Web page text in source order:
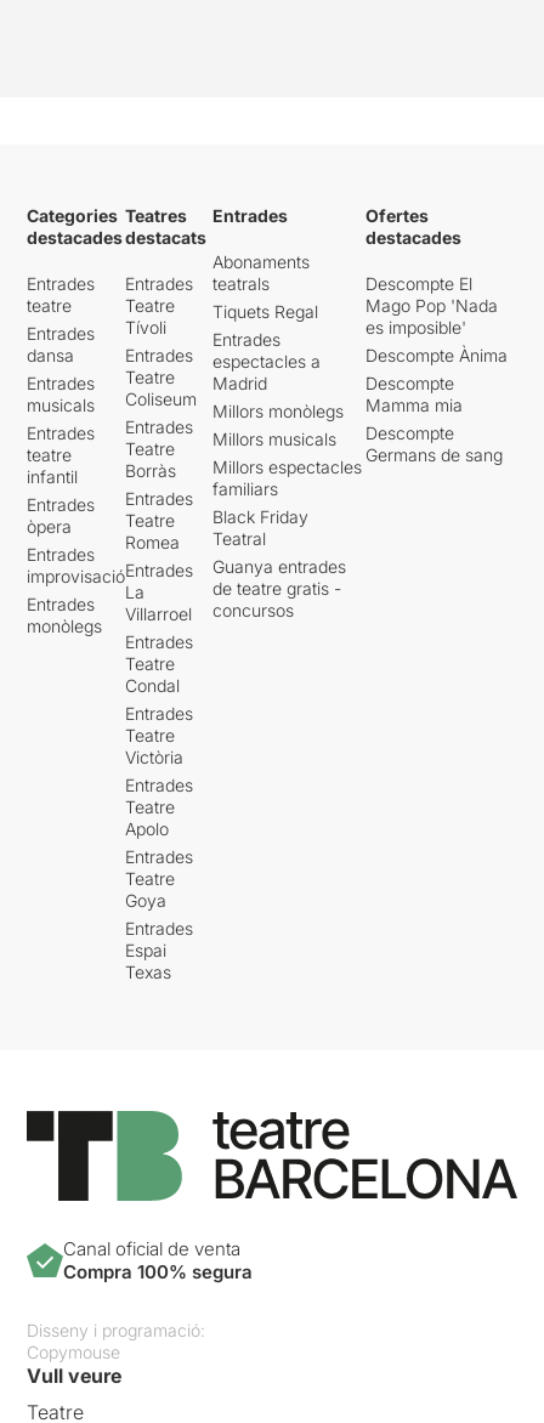
Categories
destacades
Entrades
teatre
Entrades
dansa
Entrades
musicals
Entrades
teatre
infantil
Entrades
òpera
Entrades
improvisació
Entrades
monòlegs
Teatres
destacats
Entrades
Teatre
Tívoli
Entrades
Teatre
Coliseum
Entrades
Teatre
Borràs
Entrades
Teatre
Romea
Entrades
La
Villarroel
Entrades
Teatre
Condal
Entrades
Teatre
Victòria
Entrades
Teatre
Apolo
Entrades
Teatre
Goya
Entrades
Espai
Texas
Entrades
Abonaments
teatrals
Tiquets Regal
Entrades
espectacles a
Madrid
Millors monòlegs
Millors musicals
Millors espectacles
familiars
Black Friday
Teatral
Guanya entrades
de teatre gratis -
concursos
Ofertes
destacades
Descompte El
Mago Pop 'Nada
es imposible'
Descompte Ànima
Descompte
Mamma mia
Descompte
Germans de sang
Canal oficial de venta
Compra 100% segura
Disseny i programació:
Copymouse
Vull veure
Teatre